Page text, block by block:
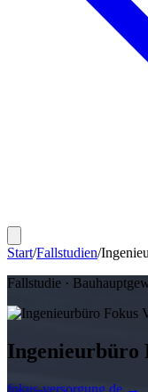
Start/Fallstudien/
Fallstudie ·
Ingenieurbüro
fokus-versorgung.de →